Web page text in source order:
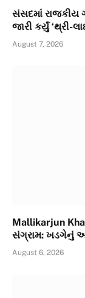
સંસદમાં રાજકીય
જારી કર્યું ‘થ્રી-
August 7, 2026
Mallikarjun
સંગ્રામ: ખડગેનું
August 6, 2026